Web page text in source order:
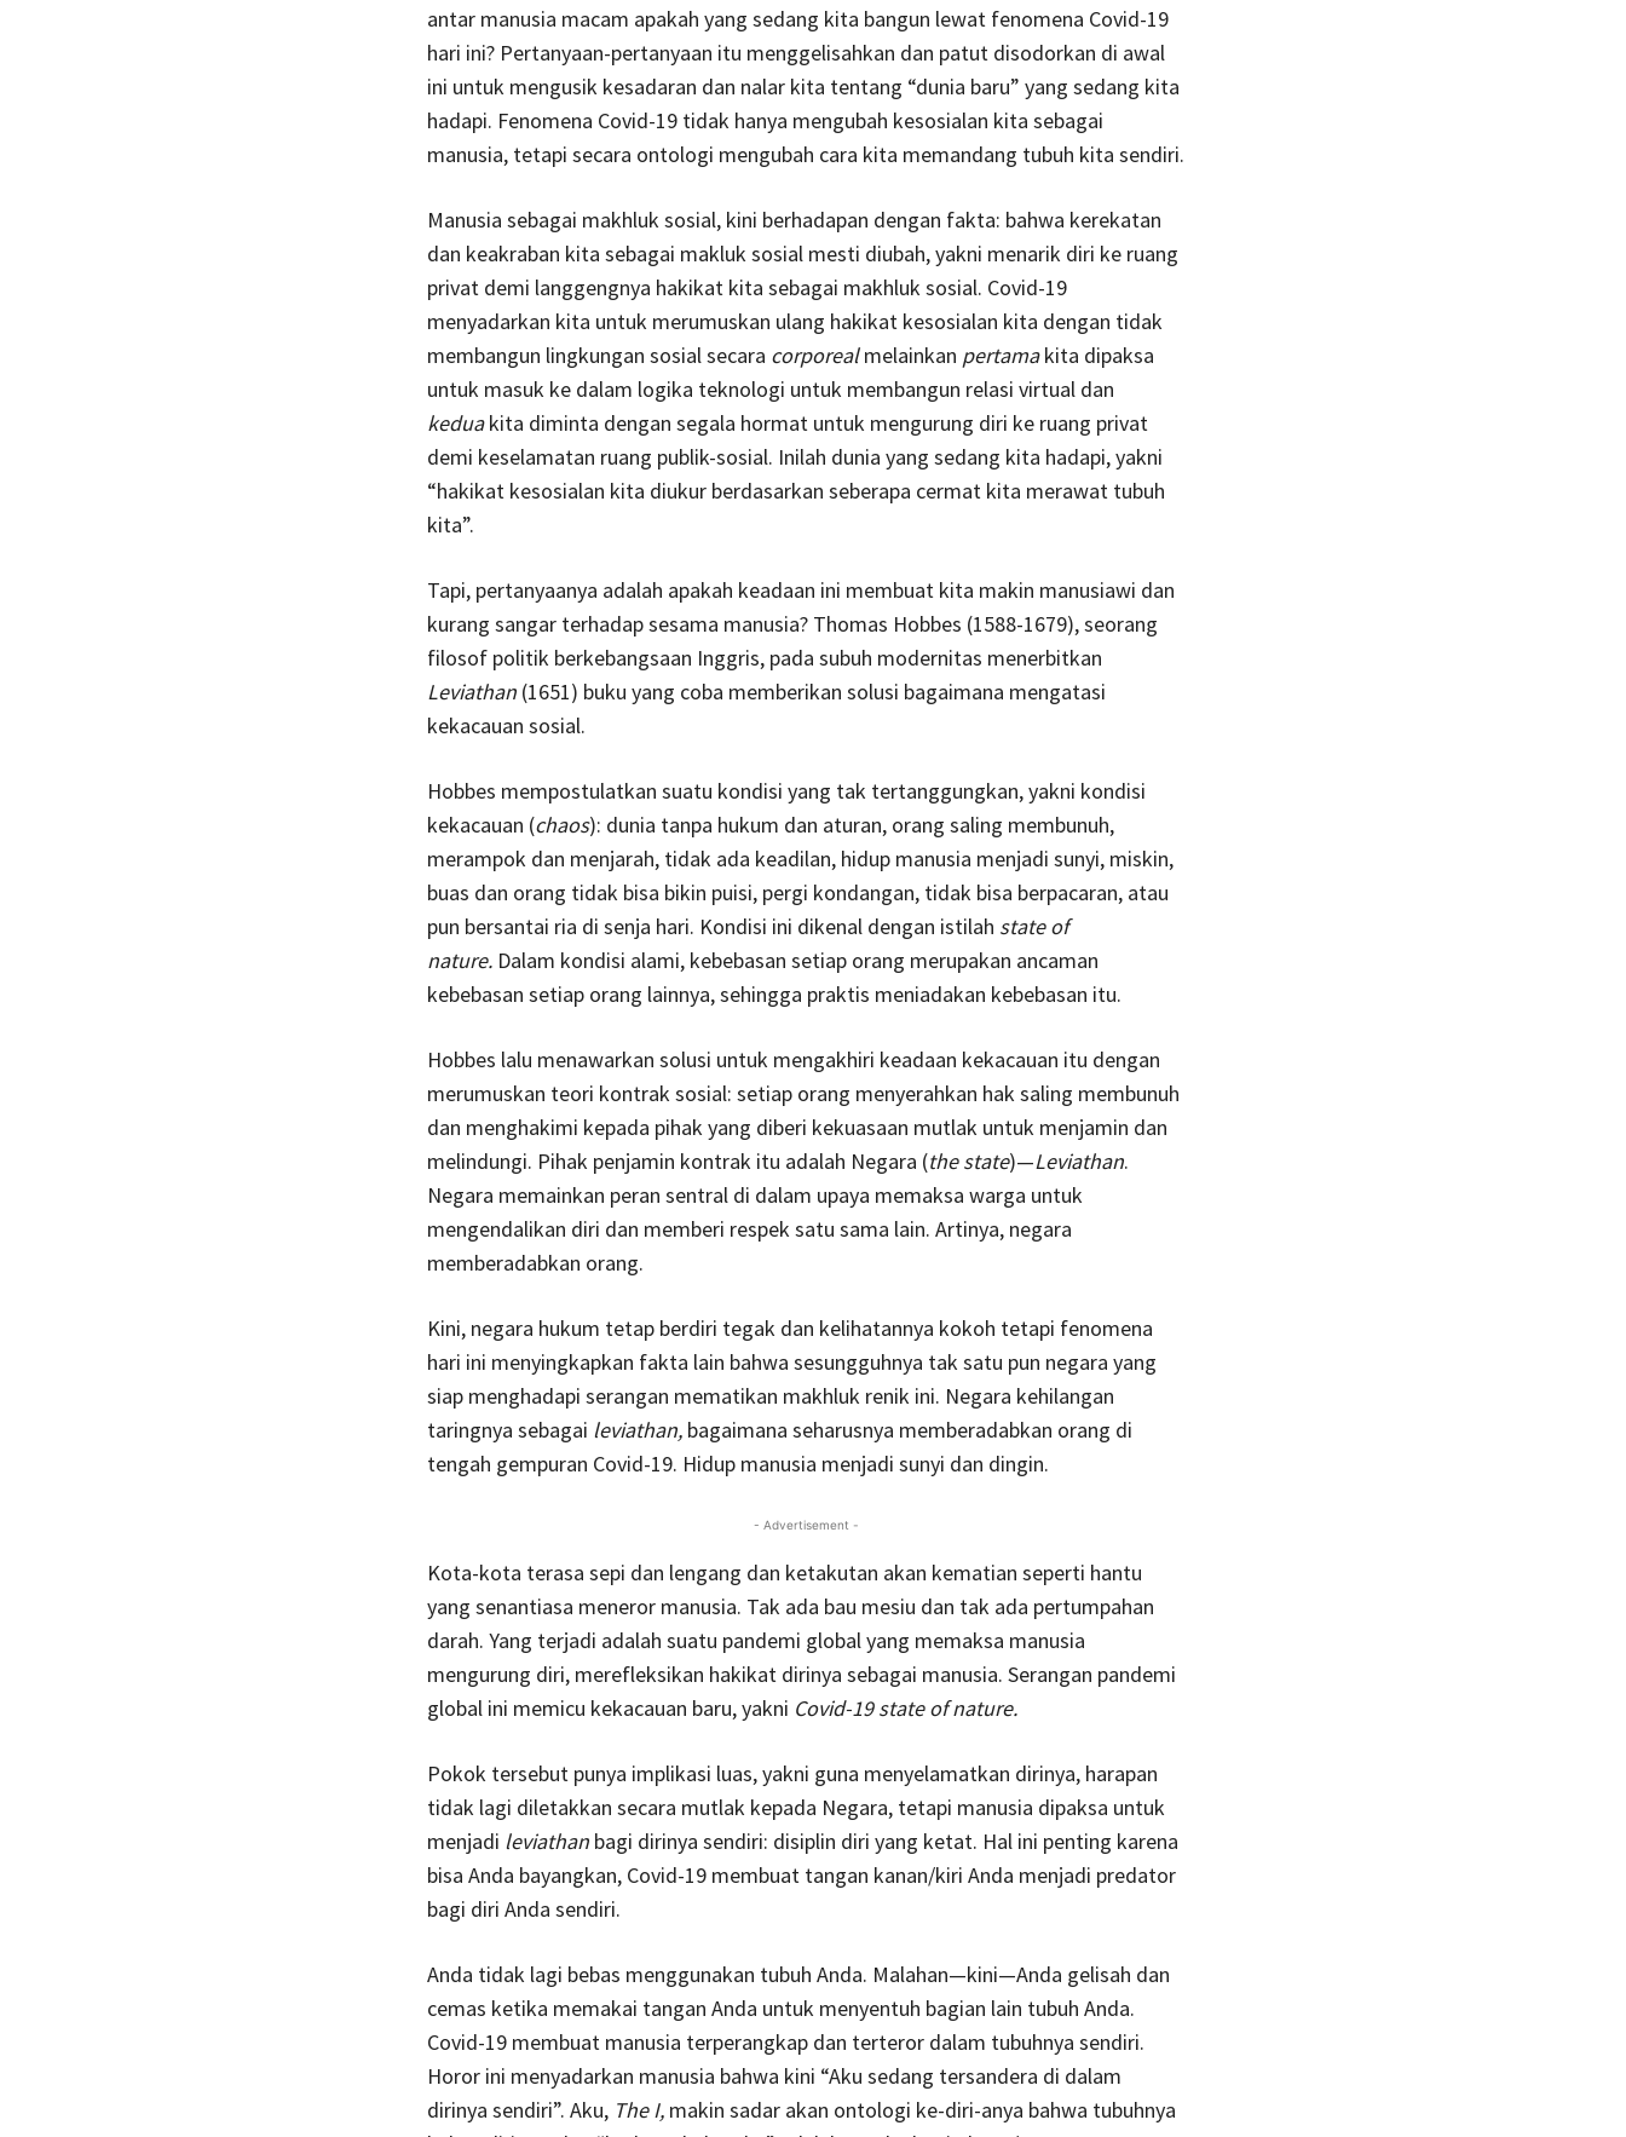
antar manusia macam apakah yang sedang kita bangun lewat fenomena Covid-19
hari ini? Pertanyaan-pertanyaan itu menggelisahkan dan patut disodorkan di awal
ini untuk mengusik kesadaran dan nalar kita tentang “dunia baru” yang sedang kita
hadapi. Fenomena Covid-19 tidak hanya mengubah kesosialan kita sebagai
manusia, tetapi secara ontologi mengubah cara kita memandang tubuh kita sendiri.
Manusia sebagai makhluk sosial, kini berhadapan dengan fakta: bahwa kerekatan
dan keakraban kita sebagai makluk sosial mesti diubah, yakni menarik diri ke ruang
privat demi langgengnya hakikat kita sebagai makhluk sosial. Covid-19
menyadarkan kita untuk merumuskan ulang hakikat kesosialan kita dengan tidak
membangun lingkungan sosial secara corporealmelainkan pertama kita dipaksa
untuk masuk ke dalam logika teknologi untuk membangun relasi virtual dan
kedua kita diminta dengan segala hormat untuk mengurung diri ke ruang privat
demi keselamatan ruang publik-sosial. Inilah dunia yang sedang kita hadapi, yakni
“hakikat kesosialan kita diukur berdasarkan seberapa cermat kita merawat tubuh
kita”.
Tapi, pertanyaanya adalah apakah keadaan ini membuat kita makin manusiawi dan
kurang sangar terhadap sesama manusia? Thomas Hobbes (1588-1679), seorang
filosof politik berkebangsaan Inggris, pada subuh modernitas menerbitkan
Leviathan (1651) buku yang coba memberikan solusi bagaimana mengatasi
kekacauan sosial.
Hobbes mempostulatkan suatu kondisi yang tak tertanggungkan, yakni kondisi
kekacauan (chaos): dunia tanpa hukum dan aturan, orang saling membunuh,
merampok dan menjarah, tidak ada keadilan, hidup manusia menjadi sunyi, miskin,
buas dan orang tidak bisa bikin puisi, pergi kondangan, tidak bisa berpacaran, atau
pun bersantai ria di senja hari. Kondisi ini dikenal dengan istilah state of
nature. Dalam kondisi alami, kebebasan setiap orang merupakan ancaman
kebebasan setiap orang lainnya, sehingga praktis meniadakan kebebasan itu.
Hobbes lalu menawarkan solusi untuk mengakhiri keadaan kekacauan itu dengan
merumuskan teori kontrak sosial: setiap orang menyerahkan hak saling membunuh
dan menghakimi kepada pihak yang diberi kekuasaan mutlak untuk menjamin dan
melindungi. Pihak penjamin kontrak itu adalah Negara (the state)—Leviathan.
Negara memainkan peran sentral di dalam upaya memaksa warga untuk
mengendalikan diri dan memberi respek satu sama lain. Artinya, negara
memberadabkan orang.
Kini, negara hukum tetap berdiri tegak dan kelihatannya kokoh tetapi fenomena
hari ini menyingkapkan fakta lain bahwa sesungguhnya tak satu pun negara yang
siap menghadapi serangan mematikan makhluk renik ini. Negara kehilangan
taringnya sebagai leviathan,bagaimana seharusnya memberadabkan orang di
tengah gempuran Covid-19. Hidup manusia menjadi sunyi dan dingin.
- Advertisement -
Kota-kota terasa sepi dan lengang dan ketakutan akan kematian seperti hantu
yang senantiasa meneror manusia. Tak ada bau mesiu dan tak ada pertumpahan
darah. Yang terjadi adalah suatu pandemi global yang memaksa manusia
mengurung diri, merefleksikan hakikat dirinya sebagai manusia. Serangan pandemi
global ini memicu kekacauan baru, yakni Covid-19 state of nature.
Pokok tersebut punya implikasi luas, yakni guna menyelamatkan dirinya, harapan
tidak lagi diletakkan secara mutlak kepada Negara, tetapi manusia dipaksa untuk
menjadi leviathan bagi dirinya sendiri: disiplin diri yang ketat. Hal ini penting karena
bisa Anda bayangkan, Covid-19 membuat tangan kanan/kiri Anda menjadi predator
bagi diri Anda sendiri.
Anda tidak lagi bebas menggunakan tubuh Anda. Malahan—kini—Anda gelisah dan
cemas ketika memakai tangan Anda untuk menyentuh bagian lain tubuh Anda.
Covid-19 membuat manusia terperangkap dan terteror dalam tubuhnya sendiri.
Horor ini menyadarkan manusia bahwa kini “Aku sedang tersandera di dalam
dirinya sendiri”. Aku, The I, makin sadar akan ontologi ke-diri-anya bahwa tubuhnya